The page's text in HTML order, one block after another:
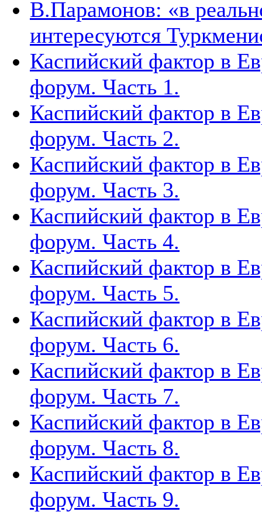
В.Парамонов: «в
интересуются
Каспийский фактор в
форум. Часть 1.
Каспийский фактор в
форум. Часть 2.
Каспийский фактор в
форум. Часть 3.
Каспийский фактор в
форум. Часть 4.
Каспийский фактор в
форум. Часть 5.
Каспийский фактор в
форум. Часть 6.
Каспийский фактор в
форум. Часть 7.
Каспийский фактор в
форум. Часть 8.
Каспийский фактор в
форум. Часть 9.